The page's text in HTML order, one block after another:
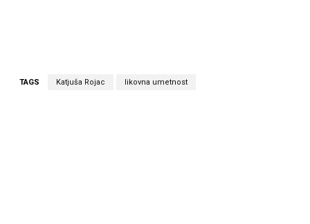
TAGS Katjuša Rojac likovna umetnost